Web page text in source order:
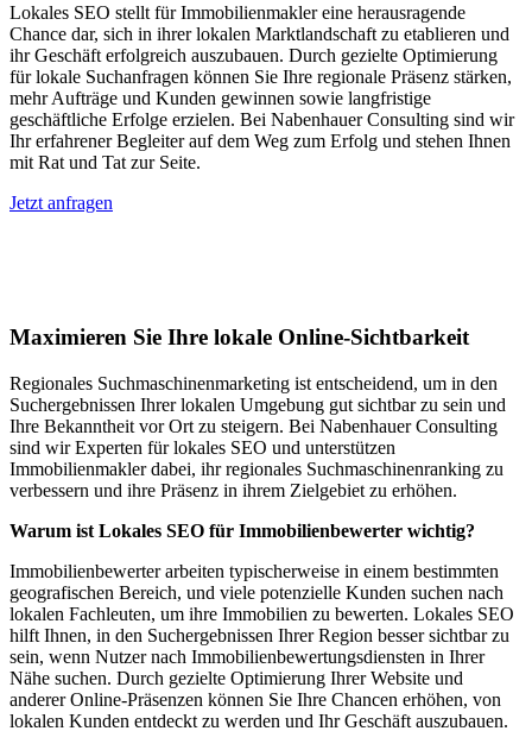
Lokales SEO stellt für Immobilienmakler eine herausragende
Chance dar, sich in ihrer lokalen Marktlandschaft zu etablieren und
ihr Geschäft erfolgreich auszubauen. Durch gezielte Optimierung
für lokale Suchanfragen können Sie Ihre regionale Präsenz stärken,
mehr Aufträge und Kunden gewinnen sowie langfristige
geschäftliche Erfolge erzielen. Bei Nabenhauer Consulting sind wir
Ihr erfahrener Begleiter auf dem Weg zum Erfolg und stehen Ihnen
mit Rat und Tat zur Seite.
Jetzt anfragen
Maximieren Sie Ihre lokale Online-Sichtbarkeit
Regionales Suchmaschinenmarketing ist entscheidend, um in den
Suchergebnissen Ihrer lokalen Umgebung gut sichtbar zu sein und
Ihre Bekanntheit vor Ort zu steigern. Bei Nabenhauer Consulting
sind wir Experten für lokales SEO und unterstützen
Immobilienmakler dabei, ihr regionales Suchmaschinenranking zu
verbessern und ihre Präsenz in ihrem Zielgebiet zu erhöhen.
Warum ist Lokales SEO für Immobilienbewerter wichtig?
Immobilienbewerter arbeiten typischerweise in einem bestimmten
geografischen Bereich, und viele potenzielle Kunden suchen nach
lokalen Fachleuten, um ihre Immobilien zu bewerten. Lokales SEO
hilft Ihnen, in den Suchergebnissen Ihrer Region besser sichtbar zu
sein, wenn Nutzer nach Immobilienbewertungsdiensten in Ihrer
Nähe suchen. Durch gezielte Optimierung Ihrer Website und
anderer Online-Präsenzen können Sie Ihre Chancen erhöhen, von
lokalen Kunden entdeckt zu werden und Ihr Geschäft auszubauen.